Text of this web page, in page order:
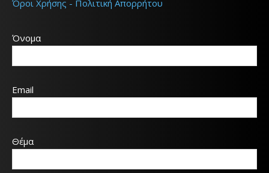
Όροι Χρήσης - Πολιτική Απορρήτου
Όνομα
Email
Θέμα